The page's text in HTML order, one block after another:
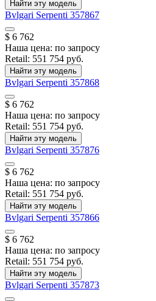
Найти эту модель
Bvlgari Serpenti 357867
$ 6 762
Наша цена: по запросу
Retail: 551 754 руб.
Найти эту модель
Bvlgari Serpenti 357868
$ 6 762
Наша цена: по запросу
Retail: 551 754 руб.
Найти эту модель
Bvlgari Serpenti 357876
$ 6 762
Наша цена: по запросу
Retail: 551 754 руб.
Найти эту модель
Bvlgari Serpenti 357866
$ 6 762
Наша цена: по запросу
Retail: 551 754 руб.
Найти эту модель
Bvlgari Serpenti 357873